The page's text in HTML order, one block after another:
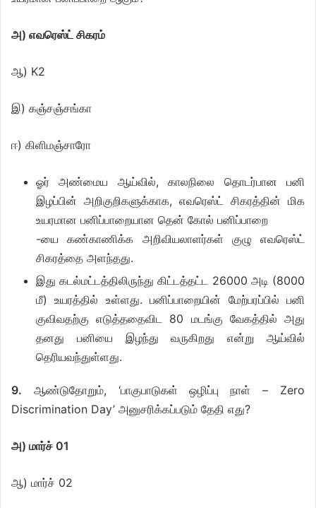
அ) எவரெஸ்ட் சிகரம்
ஆ) K2
இ) கஞ்சஞ்சங்கா
ஈ) கிளிமஞ்சாரோ
ஓர் அண்மைய ஆய்வில், காலநிலை தொடர்பான பனி
இழப்பின் அறிகுறிகளுக்காக, எவரெஸ்ட் சிகரத்தின் மிக
உயரமான பனிப்பாறையான தென் கோல் பனிப்பாறை
-யை கண்காணிக்க அறிவியலாளர்கள் குழு எவரெஸ்ட்
சிகரத்தை அளந்தது.
இது கடல்மட்டத்திலிருந்து கிட்டத்தட்ட 26000 அடி (8000
மீ) உயரத்தில் உள்ளது. பனிப்பாறையின் மேற்பரப்பில் பனி
குவிவதற்கு எடுத்ததைவிட 80 மடங்கு வேகத்தில் அது
தனது பனியை இழந்து வருகிறது என்று ஆய்வில்
தெரியவந்துள்ளது.
9. ஆண்டுதோறும், ‘பாகுபாடுகள் ஒழிப்பு நாள் – Zero
Discrimination Day’ அனுசரிக்கப்படும் தேதி எது?
அ) மார்ச் 01
ஆ) மார்ச் 02